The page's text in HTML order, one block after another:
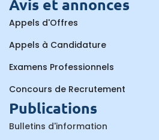
Avis et annonces
Appels d'Offres
Appels à Candidature
Examens Professionnels
Concours de Recrutement
Publications
Bulletins d'information